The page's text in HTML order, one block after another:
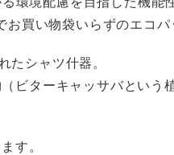
買い物袋いらずのエコ
シャツ什器。
ビターキャッサバという
す。